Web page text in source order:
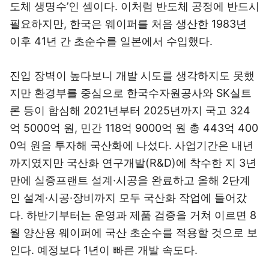
도체 생명수’인 셈이다. 이처럼 반도체 공정에 반드시
필요하지만, 한국은 웨이퍼를 처음 생산한 1983년
이후 41년 간 초순수를 일본에서 수입했다.
진입 장벽이 높다보니 개발 시도를 생각하지도 못했
지만 환경부를 중심으로 한국수자원공사와 SK실트
론 등이 합심해 2021년부터 2025년까지 국고 324
억 5000억 원, 민간 118억 9000억 원 총 443억 400
0억 원을 투자해 국산화에 나섰다. 사업기간은 내년
까지였지만 국산화 연구개발(R&D)에 착수한 지 3년
만에 실증프랜트 설계·시공을 완료하고 올해 2단계
인 설계·시공·장비까지 모두 국산화 작업에 들어갔
다. 하반기부터는 운영과 제품 검증을 거쳐 이르면 8
월 양산용 웨이퍼에 국산 초순수를 적용할 것으로 보
인다. 예정보다 1년이 빠른 개발 속도다.